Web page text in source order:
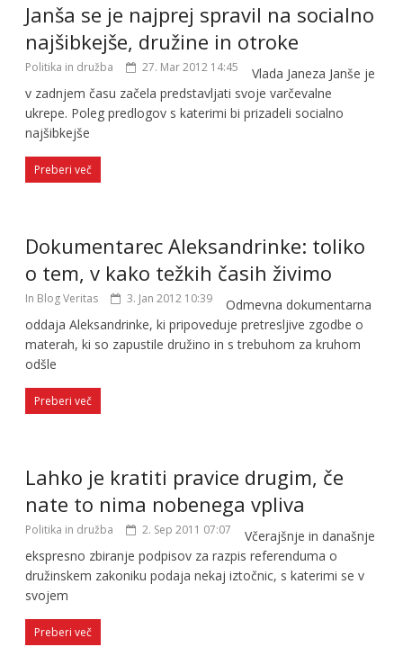
Janša se je najprej spravil na socialno
najšibkejše, družine in otroke
Politika in družba 27. Mar 2012 14:45
Vlada Janeza Janše je
v zadnjem času začela predstavljati svoje varčevalne
ukrepe. Poleg predlogov s katerimi bi prizadeli socialno
najšibkejše
Preberi več
Dokumentarec Aleksandrinke: toliko
o tem, v kako težkih časih živimo
In Blog Veritas 3. Jan 2012 10:39
Odmevna dokumentarna
oddaja Aleksandrinke, ki pripoveduje pretresljive zgodbe o
materah, ki so zapustile družino in s trebuhom za kruhom
odšle
Preberi več
Lahko je kratiti pravice drugim, če
nate to nima nobenega vpliva
Politika in družba 2. Sep 2011 07:07
Včerajšnje in današnje
ekspresno zbiranje podpisov za razpis referenduma o
družinskem zakoniku podaja nekaj iztočnic, s katerimi se v
svojem
Preberi več